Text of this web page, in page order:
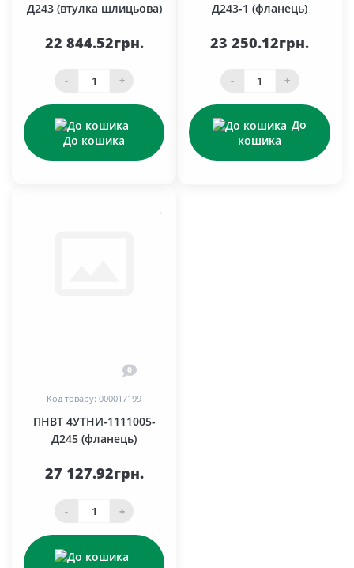
Д243 (втулка шлицьова)
22 844.52грн.
- +
До кошика
Д243-1 (фланець)
23 250.12грн.
- +
До
кошика
0
Код товару: 000017199
ПНВТ 4УТНИ-1111005-
Д245 (фланець)
27 127.92грн.
- +